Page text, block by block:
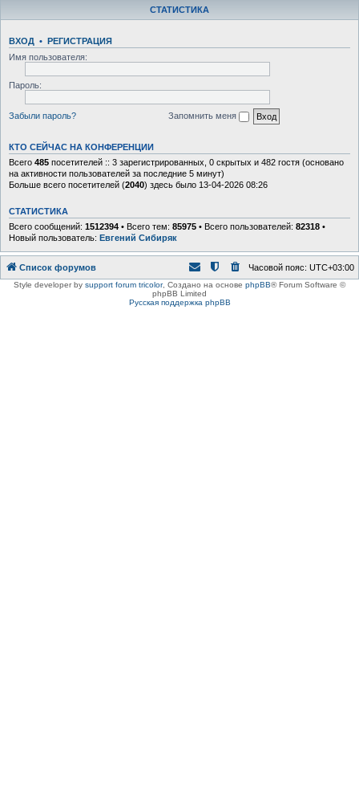
СТАТИСТИКА
ВХОД • РЕГИСТРАЦИЯ
Имя пользователя:
Пароль:
Забыли пароль? Запомнить меня
КТО СЕЙЧАС НА КОНФЕРЕНЦИИ
Всего 485 посетителей :: 3 зарегистрированных, 0 скрытых и 482 гостя (основано
на активности пользователей за последние 5 минут)
Больше всего посетителей (2040) здесь было 13-04-2026 08:26
СТАТИСТИКА
Всего сообщений: 1512394 • Всего тем: 85975 • Всего пользователей: 82318 •
Новый пользователь: Евгений Сибиряк
Список форумов Часовой пояс: UTC+03:00
Style developer by support forum tricolor, Создано на основе phpBB® Forum Software ©
phpBB Limited
Русская поддержка phpBB